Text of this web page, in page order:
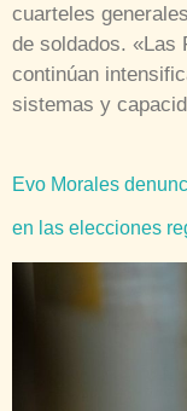
cuarteles
de soldados. «Las
continúan
sistemas y
Evo Morales
en las elecciones